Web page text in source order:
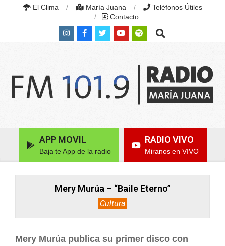
El Clima María Juana
Teléfonos Útiles
Contacto
Search
JUANA
FM
ARGENTINA
Navigation APP MOVIL
Baja te App de la radio
RADIO VIVO
Miranos en VIVO
Mery Murúa – “Baile Eterno”
Cultura
Mery Murúa publica su primer disco con